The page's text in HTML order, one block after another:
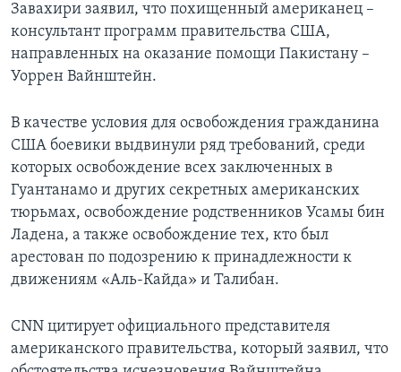
Завахири заявил, что похищенный американец –
консультант программ правительства США,
направленных на оказание помощи Пакистану –
Уоррен Вайнштейн.
В качестве условия для освобождения гражданина
США боевики выдвинули ряд требований, среди
которых освобождение всех заключенных в
Гуантанамо и других секретных американских
тюрьмах, освобождение родственников Усамы бин
Ладена, а также освобождение тех, кто был
арестован по подозрению к принадлежности к
движениям «Аль-Кайда» и Талибан.
CNN цитирует официального представителя
американского правительства, который заявил, что